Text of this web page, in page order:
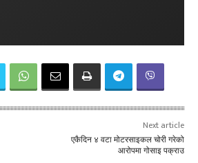
Next article
एकैदिन ४ वटा मोटरसाइकल चोरी गरेको
आरोपमा गोसाइ पक्राउ